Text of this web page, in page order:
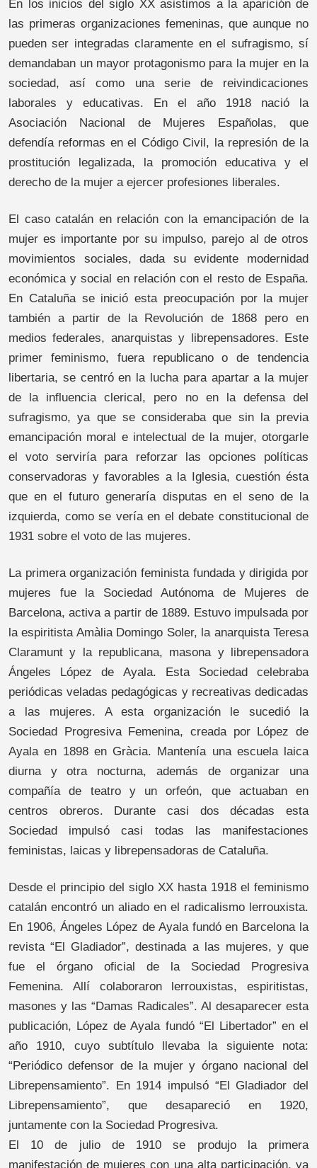
En los inicios del siglo XX asistimos a la aparición de
las primeras organizaciones femeninas, que aunque no
pueden ser integradas claramente en el sufragismo, sí
demandaban un mayor protagonismo para la mujer en la
sociedad, así como una serie de reivindicaciones
laborales y educativas. En el año 1918 nació la
Asociación Nacional de Mujeres Españolas, que
defendía reformas en el Código Civil, la represión de la
prostitución legalizada, la promoción educativa y el
derecho de la mujer a ejercer profesiones liberales.
El caso catalán en relación con la emancipación de la
mujer es importante por su impulso, parejo al de otros
movimientos sociales, dada su evidente modernidad
económica y social en relación con el resto de España.
En Cataluña se inició esta preocupación por la mujer
también a partir de la Revolución de 1868 pero en
medios federales, anarquistas y librepensadores. Este
primer feminismo, fuera republicano o de tendencia
libertaria, se centró en la lucha para apartar a la mujer
de la influencia clerical, pero no en la defensa del
sufragismo, ya que se consideraba que sin la previa
emancipación moral e intelectual de la mujer, otorgarle
el voto serviría para reforzar las opciones políticas
conservadoras y favorables a la Iglesia, cuestión ésta
que en el futuro generaría disputas en el seno de la
izquierda, como se vería en el debate constitucional de
1931 sobre el voto de las mujeres.
La primera organización feminista fundada y dirigida por
mujeres fue la Sociedad Autónoma de Mujeres de
Barcelona, activa a partir de 1889. Estuvo impulsada por
la espiritista Amàlia Domingo Soler, la anarquista Teresa
Claramunt y la republicana, masona y librepensadora
Ángeles López de Ayala. Esta Sociedad celebraba
periódicas veladas pedagógicas y recreativas dedicadas
a las mujeres. A esta organización le sucedió la
Sociedad Progresiva Femenina, creada por López de
Ayala en 1898 en Gràcia. Mantenía una escuela laica
diurna y otra nocturna, además de organizar una
compañía de teatro y un orfeón, que actuaban en
centros obreros. Durante casi dos décadas esta
Sociedad impulsó casi todas las manifestaciones
feministas, laicas y librepensadoras de Cataluña.
Desde el principio del siglo XX hasta 1918 el feminismo
catalán encontró un aliado en el radicalismo lerrouxista.
En 1906, Ángeles López de Ayala fundó en Barcelona la
revista “El Gladiador”, destinada a las mujeres, y que
fue el órgano oficial de la Sociedad Progresiva
Femenina. Allí colaboraron lerrouxistas, espiritistas,
masones y las “Damas Radicales”. Al desaparecer esta
publicación, López de Ayala fundó “El Libertador” en el
año 1910, cuyo subtítulo llevaba la siguiente nota:
“Periódico defensor de la mujer y órgano nacional del
Librepensamiento”. En 1914 impulsó “El Gladiador del
Librepensamiento”, que desapareció en 1920,
juntamente con la Sociedad Progresiva.
El 10 de julio de 1910 se produjo la primera
manifestación de mujeres con una alta participación, ya